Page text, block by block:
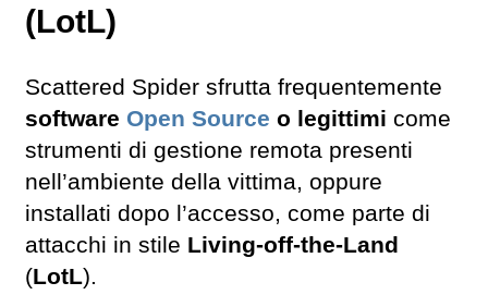
(LotL)
Scattered Spider sfrutta frequentemente
software Open Source o legittimi come
strumenti di gestione remota presenti
nell’ambiente della vittima, oppure
installati dopo l’accesso, come parte di
attacchi in stile Living-off-the-Land
(LotL).